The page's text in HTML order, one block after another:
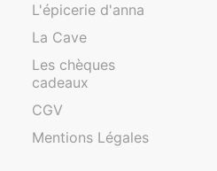
L'épicerie d'anna
La Cave
Les chèques
cadeaux
CGV
Mentions Légales